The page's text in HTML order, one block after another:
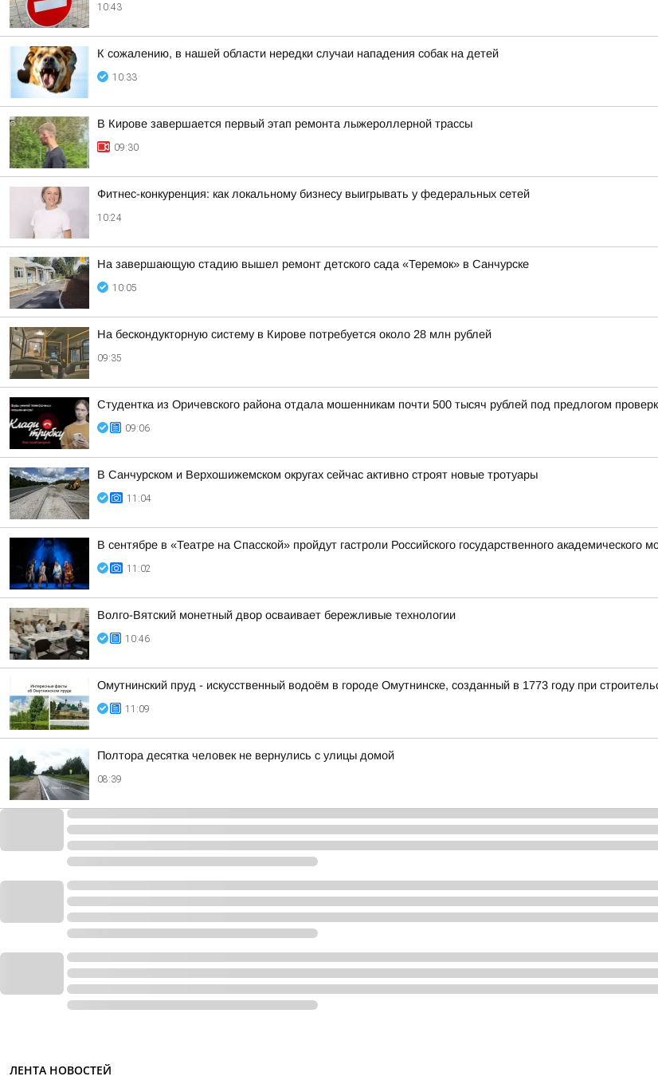
10:43
К сожалению, в нашей области нередки случаи нападения собак на детей
10:33
В Кирове завершается первый этап ремонта лыжероллерной трассы
09:30
Фитнес-конкуренция: как локальному бизнесу выигрывать у федеральных сетей
10:24
На завершающую стадию вышел ремонт детского сада «Теремок» в Санчурске
10:05
На бескондукторную систему в Кирове потребуется около 28 млн рублей
09:35
Студентка из Оричевского района отдала мошенникам почти 500 тысяч рублей под предлогом
09:06
В Санчурском и Верхошижемском округах сейчас активно строят новые тротуары
11:04
В сентябре в «Театре на Спасской» пройдут гастроли Российского государственного академического
11:02
Волго-Вятский монетный двор осваивает бережливые технологии
10:46
Омутнинский пруд - искусственный водоём в городе Омутнинске, созданный в 1773 году при
11:09
Полтора десятка человек не вернулись с улицы домой
08:39
ЛЕНТА НОВОСТЕЙ